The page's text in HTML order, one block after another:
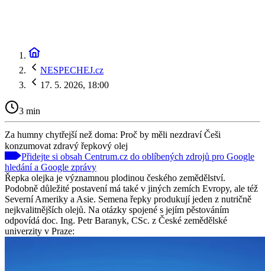
NESPECHEJ.cz
17. 5. 2026, 18:00
3 min
Za humny chytřejší než doma: Proč by měli nezdraví Češi
konzumovat zdravý řepkový olej
Přidejte si obsah Centrum.cz do oblíbených zdrojů pro Google
hledání a Google zprávy
Řepka olejka je významnou plodinou českého zemědělství.
Podobně důležité postavení má také v jiných zemích Evropy, ale též
Severní Ameriky a Asie. Semena řepky produkují jeden z nutričně
nejkvalitnějších olejů. Na otázky spojené s jejím pěstováním
odpovídá doc. Ing. Petr Baranyk, CSc. z České zemědělské
univerzity v Praze: